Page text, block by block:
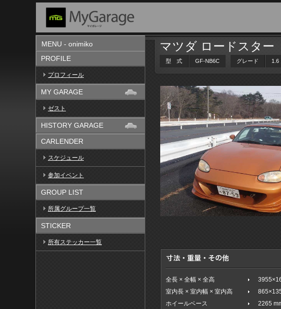
MENU - onimiko
PROFILE
プロフィール
MY GARAGE
ゼスト
HISTORY GARAGE
CARLENDER
スケジュール
参加イベント
GROUP LIST
所属グループ一覧
STICKER
所有ステッカー一覧
マツダ ロードスター
型 式 GF-NB6C グレード 1.6
全長 × 全幅 × 全高
室内長 × 室内幅 × 室内高
ホイールベース
2265